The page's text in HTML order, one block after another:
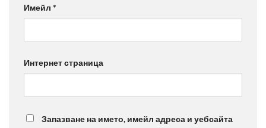
Имейл *
Интернет страница
Запазване на името, имейл адреса и уебсайта